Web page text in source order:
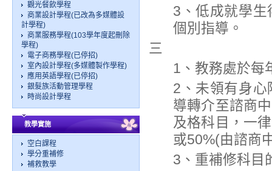
觀光餐飲學程
商業設計學程(已改為多媒體設
計學程)
商業服務學程(103學年度起刪除
學程)
電子商務學程(已停招)
室內設計學程(多媒體製作學程)
應用英語學程(已停招)
銀髮族活動管理學程
時尚設計學程
教學實施
空白課程
學分重補修
補救教學
3、低成就學
個別指導。
三
1、教務處於每
2、未領有身
導轉介至諮商
及格科目，一
或50%(由諮商
3、重補修科目